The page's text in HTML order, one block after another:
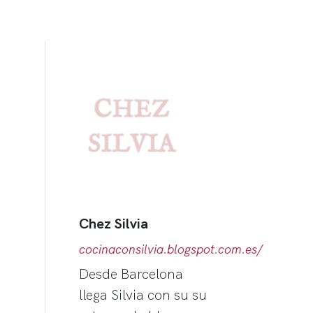
Chez Silvia
cocinaconsilvia.blogspot.com.es/
Desde Barcelona
llega Silvia con su su